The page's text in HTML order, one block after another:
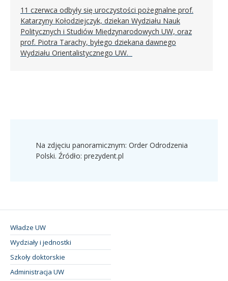
11 czerwca odbyły się uroczystości pożegnalne prof.
Katarzyny Kołodziejczyk, dziekan Wydziału Nauk
Politycznych i Studiów Międzynarodowych UW, oraz
prof. Piotra Tarachy, byłego dziekana dawnego
Wydziału Orientalistycznego UW.
Na zdjęciu panoramicznym: Order Odrodzenia
Polski. Źródło: prezydent.pl
Władze UW
Wydziały i jednostki
Szkoły doktorskie
Administracja UW